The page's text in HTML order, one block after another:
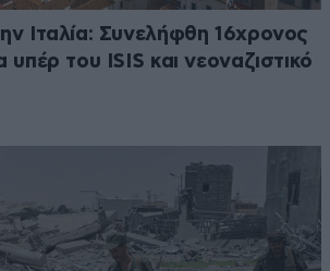
Ιταλία: Συνελήφθη 16χρονος
του ISIS και νεοναζιστικό